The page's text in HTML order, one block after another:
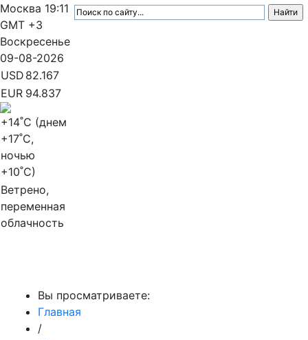
Москва 19:11
GMT +3
Воскресенье
09-08-2026
USD 82.167
EUR 94.837
+14˚C (днем
+17˚C,
ночью
+10˚C)
Ветрено,
переменная
облачность
Вы просматриваете:
Главная
/